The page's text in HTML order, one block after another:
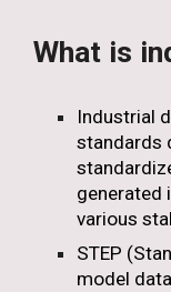
What is
Industrial
standards
generated
various
STEP
model